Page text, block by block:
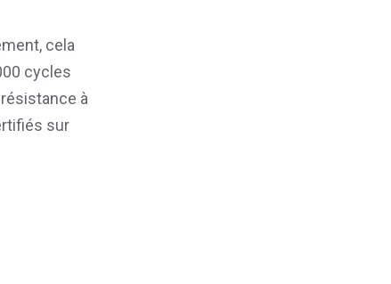
cela
cycles
à
sur